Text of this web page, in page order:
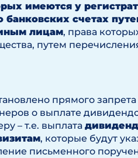
имеются у
банковских счетах
лицам, права
путем
прямого
о выплате
– т.е. выплата
, которые будут
письменного